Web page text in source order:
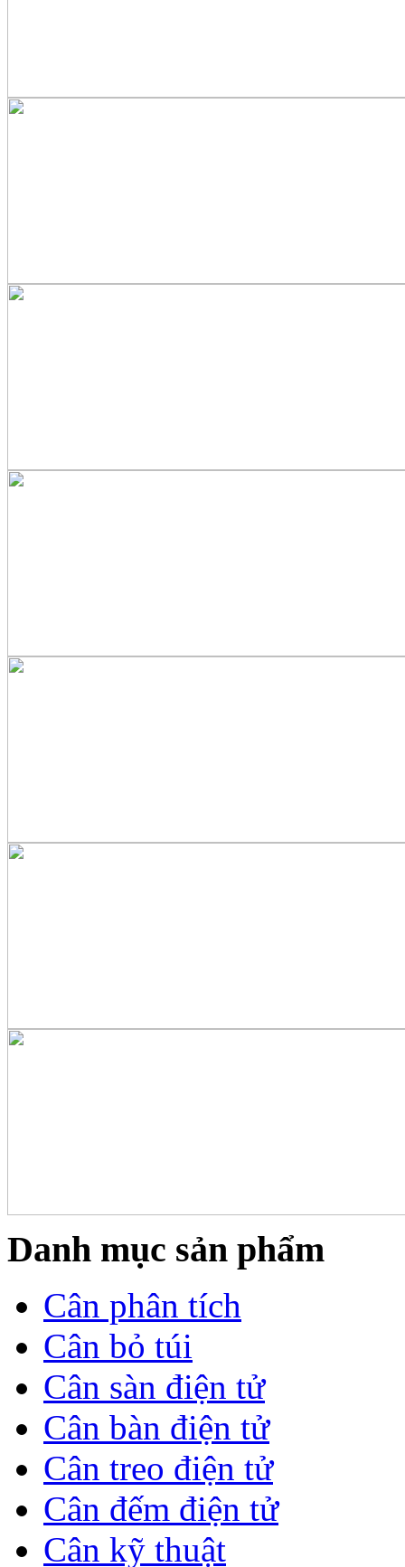
Danh mục sản phẩm
Cân phân tích
Cân bỏ túi
Cân sàn điện tử
Cân bàn điện tử
Cân treo điện tử
Cân đếm điện tử
Cân kỹ thuật